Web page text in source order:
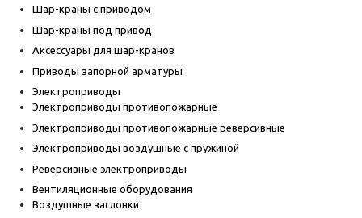
Шар-краны с приводом
Шар-краны под привод
Аксессуары для шар-кранов
Приводы запорной арматуры
Электроприводы
Электроприводы противопожарные
Электроприводы противопожарные реверсивные
Электроприводы воздушные с пружиной
Реверсивные электроприводы
Вентиляционные оборудования
Воздушные заслонки